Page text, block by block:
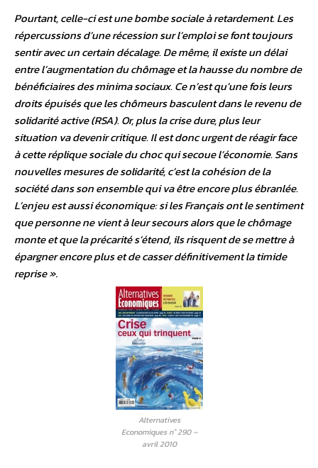
Pourtant, celle-ci est une bombe sociale à retardement. Les
répercussions d’une récession sur l’emploi se font toujours
sentir avec un certain décalage. De même, il existe un délai
entre l’augmentation du chômage et la hausse du nombre de
bénéficiaires des minima sociaux. Ce n’est qu’une fois leurs
droits épuisés que les chômeurs basculent dans le revenu de
solidarité active (RSA). Or, plus la crise dure, plus leur
situation va devenir critique. Il est donc urgent de réagir face
à cette réplique sociale du choc qui secoue l’économie. Sans
nouvelles mesures de solidarité, c’est la cohésion de la
société dans son ensemble qui va être encore plus ébranlée.
L’enjeu est aussi économique: si les Français ont le sentiment
que personne ne vient à leur secours alors que le chômage
monte et que la précarité s’étend, ils risquent de se mettre à
épargner encore plus et de casser définitivement la timide
reprise ».
Alternatives
Economiques n° 290 –
avril 2010